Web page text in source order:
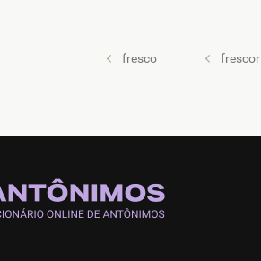
fresco frescor